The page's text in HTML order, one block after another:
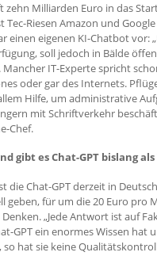
zehn Milliarden Euro in das
Tec-Riesen Amazon und
einen eigenen KI-Chatbot vor:
soll jedoch in Bälde
IT-Experte spricht
oder gar des Internets.
Hilfe, um administrative
mit Schriftverkehr
Chef.
gibt es Chat-GPT bislang
die Chat-GPT derzeit in
geben, für um die 20 Euro pro
„Jede Antwort ist auf
GPT ein enormes Wissen hat
hat sie keine